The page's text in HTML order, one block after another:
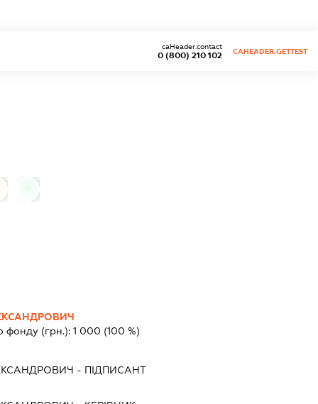
0 (800) 210 102
caHeader.contact
CAHEADER.GETTEST
фонду (грн.):1 000 (100 %)
- ПІДПИСАНТ